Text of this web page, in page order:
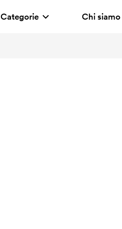
Categorie Chi siamo